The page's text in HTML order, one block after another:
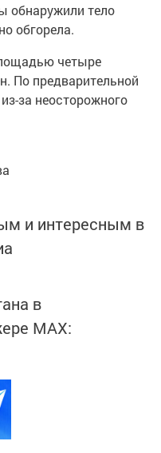
обнаружили тело
обгорела.
четыре
По предварительной
за неосторожного
и интересным в
в
MАХ: